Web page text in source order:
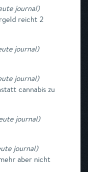
journal)
reicht 2
journal)
journal)
cannabis zu
journal)
journal)
aber nicht